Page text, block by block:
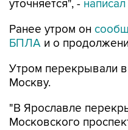
уточняется", - написал
Ранее утром он
БПЛА и о
Утром перекрывали
Москву.
"В Ярославле
Московского